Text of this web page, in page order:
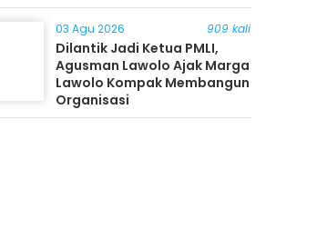
03 Agu 2026 909 kali
Dilantik Jadi Ketua PMLI,
Agusman Lawolo Ajak Marga
Lawolo Kompak Membangun
Organisasi